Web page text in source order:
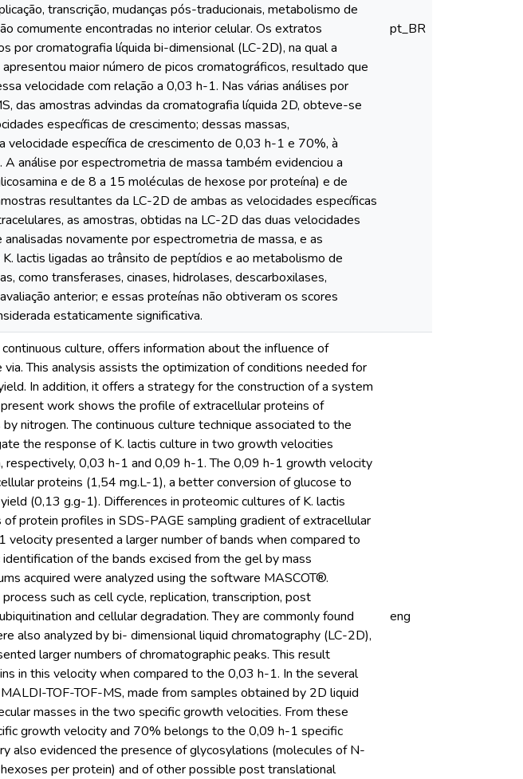
transcrição, mudanças pós-traducionais, metabolismo de
comumente encontradas no interior celular. Os extratos
por cromatografia líquida bi-dimensional (LC-2D), na qual a
maior número de picos cromatográficos, resultado que
velocidade com relação a 0,03 h-1. Nas várias análises por
das amostras advindas da cromatografia líquida 2D, obteve-se
específicas de crescimento; dessas massas,
específica de crescimento de 0,03 h-1 e 70%, à
análise por espectrometria de massa também evidenciou a
e de 8 a 15 moléculas de hexose por proteína) e de
resultantes da LC-2D de ambas as velocidades específicas
as amostras, obtidas na LC-2D das duas velocidades
novamente por espectrometria de massa, e as
lactis ligadas ao trânsito de peptídios e ao metabolismo de
como transferases, cinases, hidrolases, descarboxilases,
anterior; e essas proteínas não obtiveram os scores
estaticamente significativa.
pt_BR
culture, offers information about the influence of
This analysis assists the optimization of conditions needed for
In addition, it offers a strategy for the construction of a system
work shows the profile of extracellular proteins of
nitrogen. The continuous culture technique associated to the
the response of K. lactis culture in two growth velocities
respectively, 0,03 h-1 and 0,09 h-1. The 0,09 h-1 growth velocity
proteins (1,54 mg.L-1), a better conversion of glucose to
(0,13 g.g-1). Differences in proteomic cultures of K. lactis
protein profiles in SDS-PAGE sampling gradient of extracellular
presented a larger number of bands when compared to
of the bands excised from the gel by mass
acquired were analyzed using the software MASCOT®.
such as cell cycle, replication, transcription, post
and cellular degradation. They are commonly found
also analyzed by bi- dimensional liquid chromatography (LC-2D),
larger numbers of chromatographic peaks. This result
in this velocity when compared to the 0,03 h-1. In the several
TOF-TOF-MS, made from samples obtained by 2D liquid
masses in the two specific growth velocities. From these
growth velocity and 70% belongs to the 0,09 h-1 specific
also evidenced the presence of glycosylations (molecules of N-
per protein) and of other possible post translational
eng